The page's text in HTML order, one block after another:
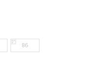
86